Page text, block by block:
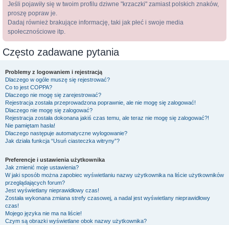
Jeśli pojawiły się w twoim profilu dziwne "krzaczki" zamiast polskich znaków,
proszę popraw je.
Dadaj również brakujące informację, taki jak płeć i swoje media
społecznościowe itp.
Często zadawane pytania
Problemy z logowaniem i rejestracją
Dlaczego w ogóle muszę się rejestrować?
Co to jest COPPA?
Dlaczego nie mogę się zarejestrować?
Rejestracja została przeprowadzona poprawnie, ale nie mogę się zalogować!
Dlaczego nie mogę się zalogować?
Rejestracja została dokonana jakiś czas temu, ale teraz nie mogę się zalogować?!
Nie pamiętam hasła!
Dlaczego następuje automatyczne wylogowanie?
Jak działa funkcja “Usuń ciasteczka witryny”?
Preferencje i ustawienia użytkownika
Jak zmienić moje ustawienia?
W jaki sposób można zapobiec wyświetlaniu nazwy użytkownika na liście użytkowników
przeglądających forum?
Jest wyświetlany nieprawidłowy czas!
Została wykonana zmiana strefy czasowej, a nadal jest wyświetlany nieprawidłowy
czas!
Mojego języka nie ma na liście!
Czym są obrazki wyświetlane obok nazwy użytkownika?